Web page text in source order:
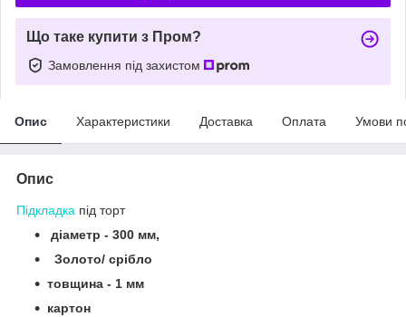
Що таке купити з Пром?
Замовлення під захистом
Опис Характеристики Доставка Оплата Умови
Опис
Підкладка під торт
діаметр - 300 мм,
Золото/ срібло
товщина - 1 мм
картон